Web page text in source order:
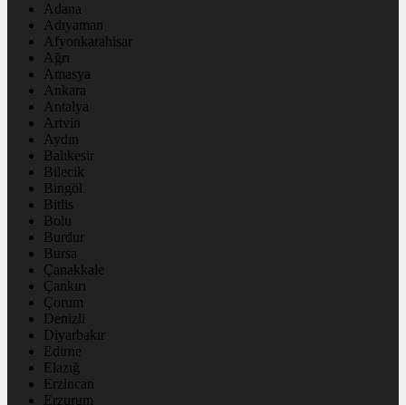
Adana
Adıyaman
Afyonkarahisar
Ağrı
Amasya
Ankara
Antalya
Artvin
Aydın
Balıkesir
Bilecik
Bingöl
Bitlis
Bolu
Burdur
Bursa
Çanakkale
Çankırı
Çorum
Denizli
Diyarbakır
Edirne
Elazığ
Erzincan
Erzurum